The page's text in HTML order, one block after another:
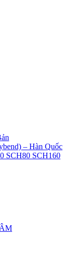
– Hàn Quốc
SCH80 SCH160